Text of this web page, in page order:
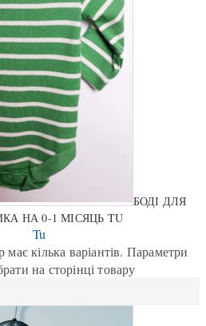
БОДІ ДЛЯ
НА 0-1 МІСЯЦЬ TU
Tu
має кілька варіантів. Параметри
на сторінці товару